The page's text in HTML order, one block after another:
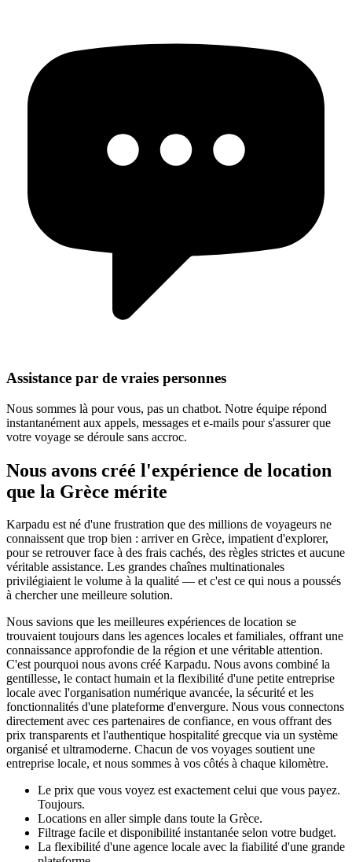
Assistance par de vraies personnes
Nous sommes là pour vous, pas un chatbot. Notre équipe répond
instantanément aux appels, messages et e-mails pour s'assurer que
votre voyage se déroule sans accroc.
Nous avons créé l'expérience de location
que la Grèce mérite
Karpadu est né d'une frustration que des millions de voyageurs ne
connaissent que trop bien : arriver en Grèce, impatient d'explorer,
pour se retrouver face à des frais cachés, des règles strictes et aucune
véritable assistance. Les grandes chaînes multinationales
privilégiaient le volume à la qualité — et c'est ce qui nous a poussés
à chercher une meilleure solution.
Nous savions que les meilleures expériences de location se
trouvaient toujours dans les agences locales et familiales, offrant une
connaissance approfondie de la région et une véritable attention.
C'est pourquoi nous avons créé Karpadu. Nous avons combiné la
gentillesse, le contact humain et la flexibilité d'une petite entreprise
locale avec l'organisation numérique avancée, la sécurité et les
fonctionnalités d'une plateforme d'envergure. Nous vous connectons
directement avec ces partenaires de confiance, en vous offrant des
prix transparents et l'authentique hospitalité grecque via un système
organisé et ultramoderne. Chacun de vos voyages soutient une
entreprise locale, et nous sommes à vos côtés à chaque kilomètre.
Le prix que vous voyez est exactement celui que vous payez.
Toujours.
Locations en aller simple dans toute la Grèce.
Filtrage facile et disponibilité instantanée selon votre budget.
La flexibilité d'une agence locale avec la fiabilité d'une grande